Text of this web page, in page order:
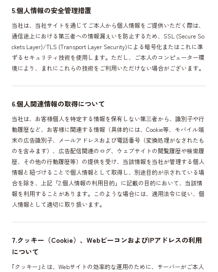
5.個人情報の安全管理措置
当社は、当社サイトを通じてご本人から個人情報をご提供いただく際は、
通信途上における第三者への情報漏えいを防止するため、SSL (Secure So
ckets Layer)/TLS (Transport Layer Security)による暗号化またはこれに準
ずるセキュリティ技術を使用します。ただし、ご本人のコンピューター環
境により、まれにこれらの技術をご利用いただけない場合がございます。
6.個人関連情報の取得について
当社は、お客様個人を特定する情報を保有しない第三者から、識別子や行
動履歴など、お客様に関連する情報（具体的には、Cookie等、モバイル端
末の広告識別子、メールアドレスおよび電話番号（変換処理がなされたも
のを含みます）、広告配信関連のログ、ウェブサイトの閲覧履歴や検索履
歴、その他の行動履歴等）の提供を受け、当該情報を当社が管理する個人
情報と紐づけることで個人情報として取得し、別途目的が示されている場
合を除き、上記「2.個人情報の利用目的」に記載の目的において、当該情
報を利用することがあります。このような場合には、適用法令に従い、個
人情報として適切に取り扱います。
7.クッキー（Cookie）、WebビーコンおよびIPアドレスの利用
について
｢クッキー｣とは、Webサイトの効率的な運用のために、サーバーがご本人